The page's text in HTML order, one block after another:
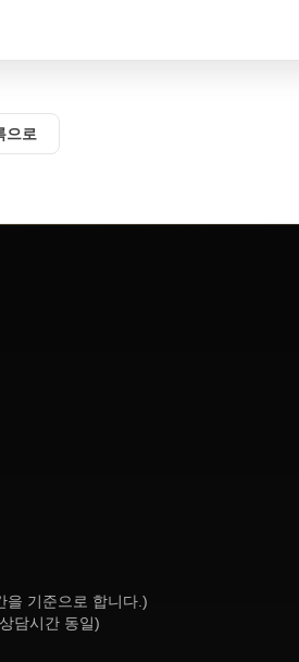
으로
을 기준으로 합니다.)
담시간 동일)